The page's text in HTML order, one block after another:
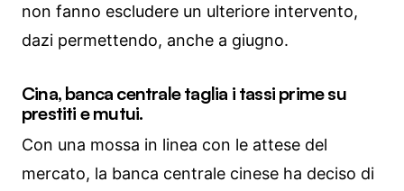
non fanno escludere un ulteriore intervento,
dazi permettendo, anche a giugno.
Cina, banca centrale taglia i tassi prime su
prestiti e mutui.
Con una mossa in linea con le attese del
mercato, la banca centrale cinese ha deciso di